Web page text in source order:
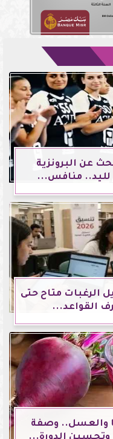
عن البرونزية
لليد.. منافس...
2026: تعديل الرغبات متاح حتى
والعسل.. وصفة